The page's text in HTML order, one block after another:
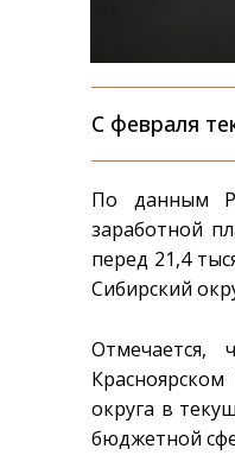
С февраля
По данным
заработной
перед 21,4
Сибирский
Отмечается,
округа в
бюджетной